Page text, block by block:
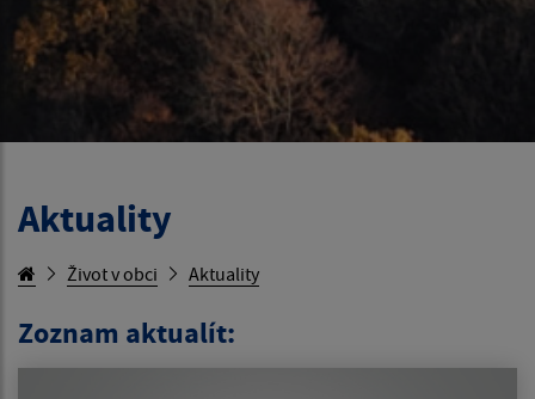
Aktuality
Život v obci Aktuality
Zoznam aktualít: